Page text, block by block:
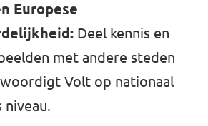
Europese
Deel kennis en
met andere steden
Volt op nationaal
niveau.